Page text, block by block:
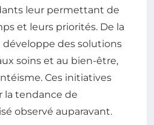
leur permettant de
et leurs priorités. De la
des solutions
soins et au bien-être,
Ces initiatives
la tendance de
observé auparavant.